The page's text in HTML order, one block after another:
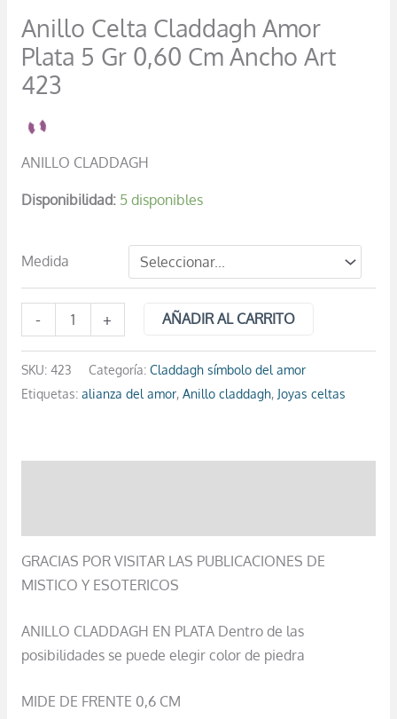
Anillo Celta Claddagh Amor
Plata 5 Gr 0,60 Cm Ancho Art
423
ANILLO CLADDAGH
Disponibilidad: 5 disponibles
Medida
- + AÑADIR AL CARRITO
SKU: 423 Categoría: Claddagh símbolo del amor
Etiquetas: alianza del amor, Anillo claddagh, Joyas celtas
GRACIAS POR VISITAR LAS PUBLICACIONES DE
MISTICO Y ESOTERICOS
ANILLO CLADDAGH EN PLATA Dentro de las
posibilidades se puede elegir color de piedra
MIDE DE FRENTE 0,6 CM